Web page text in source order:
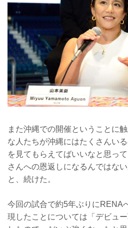
また沖縄での開催ということに
な人たちが沖縄にはたくさんい
を見てもらえてばいいなと思っ
さんへの恩返しになるんではな
と、続けた。
今回の試合で約5年ぶりにRENA
現したことについては「デビュ